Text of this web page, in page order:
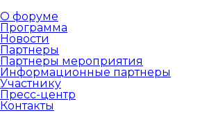
О форуме
Программа
Новости
Партнеры
Партнеры мероприятия
Информационные партнеры
Участнику
Пресс-центр
Контакты